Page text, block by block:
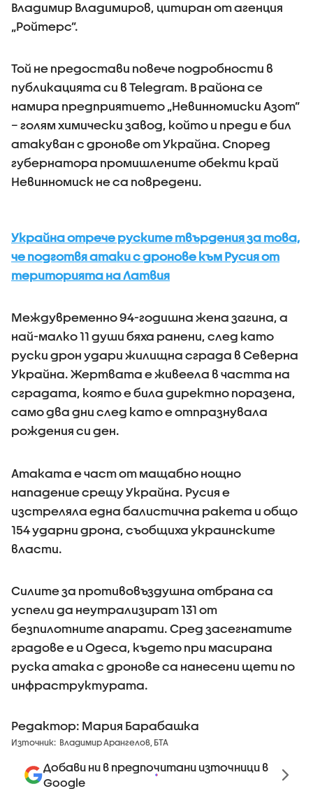
Владимир Владимиров, цитиран от агенция
„Ройтерс”.
Той не предостави повече подробности в
публикацията си в Telegram. В района се
намира предприятието „Невинномиски Азот”
– голям химически завод, който и преди е бил
атакуван с дронове от Украйна. Според
губернатора промишлените обекти край
Невинномиск не са повредени.
Украйна отрече руските твърдения за това,
че подготвя атаки с дронове към Русия от
територията на Латвия
Междувременно 94-годишна жена загина, а
най-малко 11 души бяха ранени, след като
руски дрон удари жилищна сграда в Северна
Украйна. Жертвата е живеела в частта на
сградата, която е била директно поразена,
само два дни след като е отпразнувала
рождения си ден.
Атаката е част от мащабно нощно
нападение срещу Украйна. Русия е
изстреляла една балистична ракета и общо
154 ударни дрона, съобщиха украинските
власти.
Силите за противовъздушна отбрана са
успели да неутрализират 131 от
безпилотните апарати. Сред засегнатите
градове е и Одеса, където при масирана
руска атака с дронове са нанесени щети по
инфраструктурата.
Редактор: Мария Барабашка
Източник: Владимир Арангелов, БТА
Добави ни в предпочитани източници в
Google